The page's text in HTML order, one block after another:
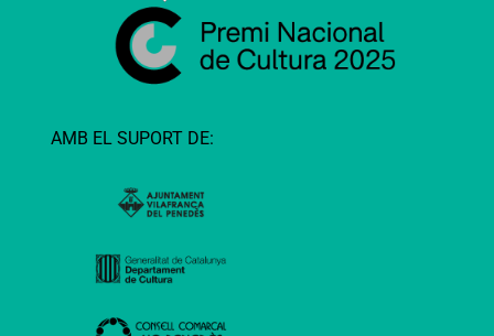
AMB EL SUPORT DE: